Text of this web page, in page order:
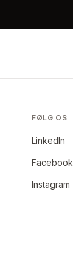
FØLG OS
LinkedIn
Facebook
Instagram